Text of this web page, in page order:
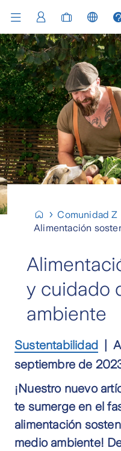
Comunidad Z
Alimentación
y cuidado
ambiente
Sustentabilidad
septiembre de
¡Nuestro nuevo
te sumerge en el
alimentación
medio ambiente!